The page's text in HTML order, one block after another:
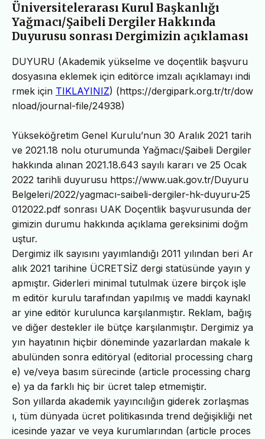
Üniversitelerarası Kurul Başkanlığı
Yağmacı/Şaibeli Dergiler Hakkında
Duyurusu sonrası Dergimizin açıklaması
DUYURU (Akademik yükselme ve doçentlik başvuru
dosyasına eklemek için editörce imzalı açıklamayı indi
rmek için TIKLAYINIZ) (https://dergipark.org.tr/tr/dow
nload/journal-file/24938)
Yükseköğretim Genel Kurulu’nun 30 Aralık 2021 tarih
ve 2021.18 nolu oturumunda Yağmacı/Şaibeli Dergiler
hakkında alınan 2021.18.643 sayılı kararı ve 25 Ocak
2022 tarihli duyurusu https://www.uak.gov.tr/Duyuru
Belgeleri/2022/yagmacı-saibeli-dergiler-hk-duyuru-25
012022.pdf sonrası UAK Doçentlik başvurusunda der
gimizin durumu hakkında açıklama gereksinimi doğm
uştur.
Dergimiz ilk sayısını yayımlandığı 2011 yılından beri Ar
alık 2021 tarihine ÜCRETSİZ dergi statüsünde yayın y
apmıştır. Giderleri minimal tutulmak üzere birçok işle
m editör kurulu tarafından yapılmış ve maddi kaynakl
ar yine editör kurulunca karşılanmıştır. Reklam, bağış
ve diğer destekler ile bütçe karşılanmıştır. Dergimiz ya
yın hayatının hiçbir döneminde yazarlardan makale k
abulünden sonra editöryal (editorial processing charg
e) ve/veya basım sürecinde (article processing charg
e) ya da farklı hiç bir ücret talep etmemiştir.
Son yıllarda akademik yayıncılığın giderek zorlaşmas
ı, tüm dünyada ücret politikasında trend değişikliği net
icesinde yazar ve veya kurumlarından (article proces